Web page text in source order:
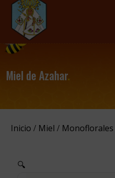
Miel de Azahar.
Inicio / Miel / Monoflorales
🔍